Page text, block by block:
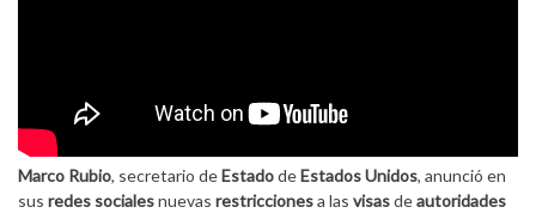
Marco Rubio, secretario deEstadodeEstados Unidos, anunció en
sus redes socialesnuevas restriccionesa las visasdeautoridades